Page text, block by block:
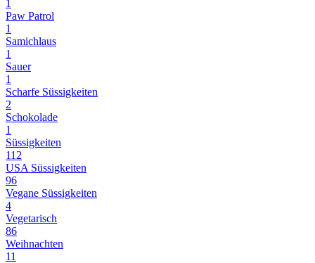
1
Paw Patrol
1
Samichlaus
1
Sauer
1
Scharfe Süssigkeiten
2
Schokolade
1
Süssigkeiten
112
USA Süssigkeiten
96
Vegane Süssigkeiten
4
Vegetarisch
86
Weihnachten
11